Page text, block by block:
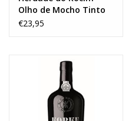
Olho de Mocho Tinto
Reserva 2018
€23,95